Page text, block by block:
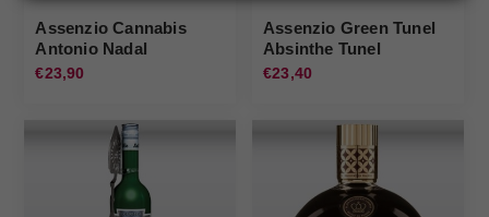
Assenzio Cannabis
Antonio Nadal
€23,90
Assenzio Green Tunel
Absinthe Tunel
€23,40